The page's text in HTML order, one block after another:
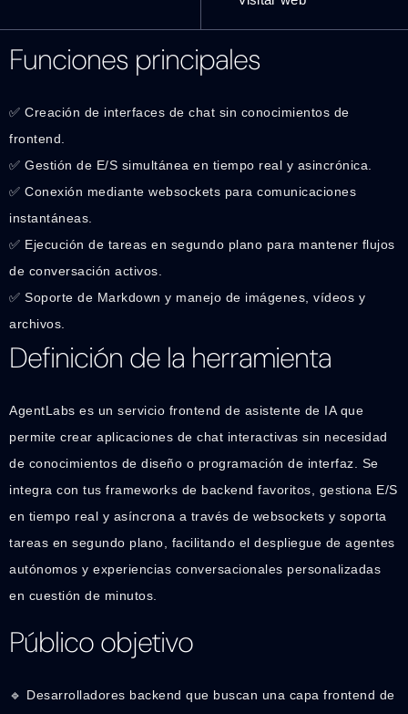
Funciones principales
✅ Creación de interfaces de chat sin conocimientos de
frontend.
✅ Gestión de E/S simultánea en tiempo real y asincrónica.
✅ Conexión mediante websockets para comunicaciones
instantáneas.
✅ Ejecución de tareas en segundo plano para mantener flujos
de conversación activos.
✅ Soporte de Markdown y manejo de imágenes, vídeos y
archivos.
Definición de la herramienta
AgentLabs es un servicio frontend de asistente de IA que
permite crear aplicaciones de chat interactivas sin necesidad
de conocimientos de diseño o programación de interfaz. Se
integra con tus frameworks de backend favoritos, gestiona E/S
en tiempo real y asíncrona a través de websockets y soporta
tareas en segundo plano, facilitando el despliegue de agentes
autónomos y experiencias conversacionales personalizadas
en cuestión de minutos.
Público objetivo
🔹 Desarrolladores backend que buscan una capa frontend de